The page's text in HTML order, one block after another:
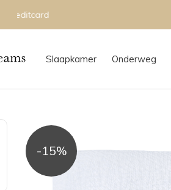
Slaapkamer Onderweg
-15%